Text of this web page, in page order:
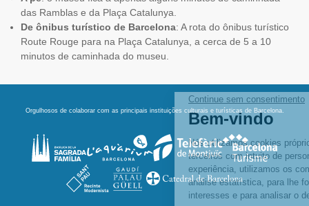
das Ramblas e da Plaça Catalunya.
De ônibus turístico de Barcelona: A rota do ônibus turístico
Route Rouge para na Plaça Catalunya, a cerca de 5 a 10
minutos de caminhada do museu.
Orgulhosos de colaborar com as principais instituições culturais e turísticas de Barcelona.